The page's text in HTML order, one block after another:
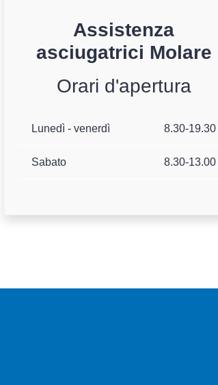
Assistenza
asciugatrici Molare
Orari d'apertura
Lunedì - venerdì 8.30-19.30
Sabato 8.30-13.00